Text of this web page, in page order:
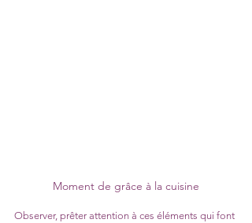
Moment de grâce à la cuisine
Observer, prêter attention à ces éléments qui font